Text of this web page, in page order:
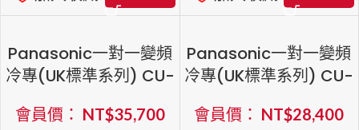
Panasonic一對一變頻
冷暖(UK標準系列) CU-
UK40BHA2/CS-
UK40BA2
會員價： NT$40,800
Panasonic 國際 冷專
變頻分離式冷氣 CS-
UK63BA2 \ CU-
K63BCA2
會員價： NT$53,300